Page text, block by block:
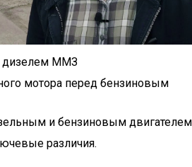
дизелем ММЗ
мотора перед бензиновым
и бензиновым двигателем
различия.